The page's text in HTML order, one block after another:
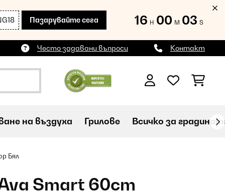
Пазарувайте сега 16 H 00 M 02 S
Често задавани въпроси Контакт
на въздуха Грилове Всичко за
Бял
Smart 60cm